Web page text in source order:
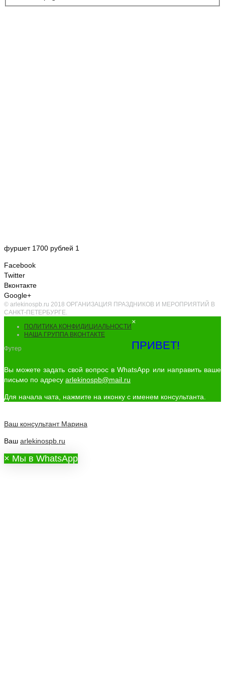
фуршет 1700 рублей 1
Facebook
Twitter
Вконтакте
Google+
© arlekinospb.ru 2018 ОРГАНИЗАЦИЯ ПРАЗДНИКОВ И МЕРОПРИЯТИЙ В
САНКТ-ПЕТЕРБУРГЕ.
ПОЛИТИКА КОНФИДИЦИАЛЬНОСТИ
НАША ГРУППА ВКОНТАКТЕ
Футер
×
ПРИВЕТ!
Вы можете задать свой вопрос в WhatsApp или направить ваше
письмо по адресу arlekinospb@mail.ru
Для начала чата, нажмите на иконку с именем консультанта.
Ваш консультант Марина
Ваш arlekinospb.ru
× Мы в WhatsApp